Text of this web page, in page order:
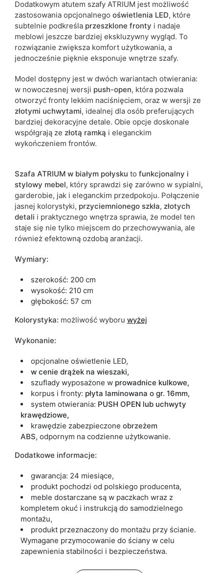
Dodatkowym atutem szafy ATRIUM jest możliwość
zastosowania opcjonalnego oświetlenia LED, które
subtelnie podkreśla przeszklone fronty i nadaje
meblowi jeszcze bardziej ekskluzywny wygląd. To
rozwiązanie zwiększa komfort użytkowania, a
jednocześnie pięknie eksponuje wnętrze szafy.
Model dostępny jest w dwóch wariantach otwierania:
w nowoczesnej wersji push-open, która pozwala
otworzyć fronty lekkim naciśnięciem, oraz w wersji ze
złotymi uchwytami, idealnej dla osób preferujących
bardziej dekoracyjne detale. Obie opcje doskonale
współgrają ze złotą ramką i eleganckim
wykończeniem frontów.
Szafa ATRIUM w białym połysku to funkcjonalny i
stylowy mebel, który sprawdzi się zarówno w sypialni,
garderobie, jak i eleganckim przedpokoju. Połączenie
jasnej kolorystyki, przyciemnionego szkła, złotych
detali i praktycznego wnętrza sprawia, że model ten
staje się nie tylko miejscem do przechowywania, ale
również efektowną ozdobą aranżacji.
Wymiary:
szerokość: 200 cm
wysokość: 210 cm
głębokość: 57 cm
Kolorystyka: możliwość wyboru wyżej
Wykonanie:
opcjonalne oświetlenie LED,
w cenie drążek na wieszaki,
szuflady wyposażone w prowadnice kulkowe,
korpus i fronty: płyta laminowana o gr. 16mm,
system otwierania: PUSH OPEN lub uchwyty
krawędziowe,
krawędzie zabezpieczone obrzeżem
ABS, odpornym na codzienne użytkowanie.
Dodatkowe informacje:
gwarancja: 24 miesiące,
produkt pochodzi od polskiego producenta,
meble dostarczane są w paczkach wraz z
kompletem okuć i instrukcją do samodzielnego
montażu,
produkt przeznaczony do montażu przy ścianie.
Wymagane przymocowanie do ściany w celu
zapewnienia stabilności i bezpieczeństwa.